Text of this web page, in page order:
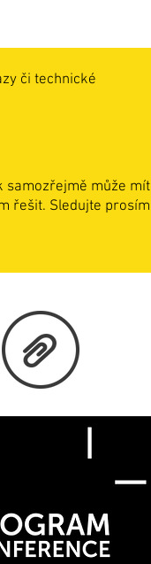
či technické
samozřejmě může mít
řešit. Sledujte prosím